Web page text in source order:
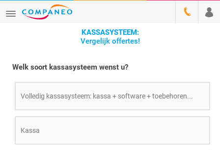
KASSASYSTEEM:
Vergelijk offertes!
Welk soort kassasysteem wenst u?
Volledig kassasysteem: kassa + software + toebehoren...
Kassa